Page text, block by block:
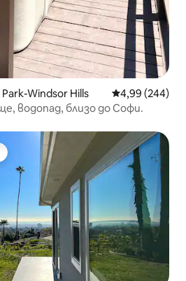
Windsor Hills Средна
4,99 (244)
водопад, близо до Софи.
гостите